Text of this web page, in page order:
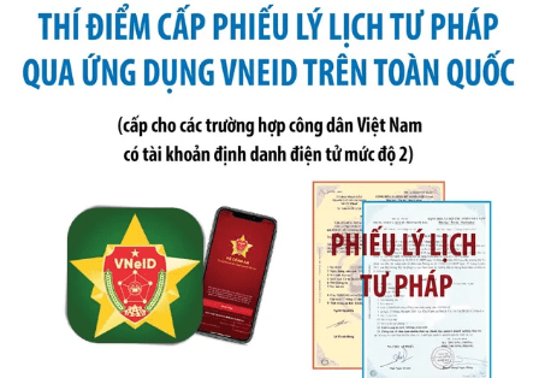
Số kí hiệu:291/2026/NĐ-CP
Tên: Nghị định số 291/2026/NĐ-CP của Chính phủ: Sửa
đổi, bổ sung một số điều của Nghị định số 125/2020/NĐ-СР
ngày 19 tháng 10 năm 2020 của Chính phủ quy định xử
phạt vi phạm hành chính về thuế, hóa đơn được sửa đổi, bổ
sung bởi Nghị định số 102/2021/NĐ-CP
Ngày ban hành: 20/07/2026
Số kí hiệu:
2303/QĐ-UBND
Tên: Quyết định công bố Danh mục thủ tục hành chính mới
ban hành, được sửa đổi, bổ sung, bị bãi bỏ và phê duyệt
Quy trình nội bộ, quy trình điện tử giải quyết thủ tục hành
chính trong một số lĩnh vực thuộc phạm vi chức năng quản
lý của Sở Văn hóa, Thể tha
Ngày ban hành: 01/06/2026